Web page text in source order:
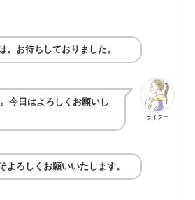
。お待ちしておりました。
ライター
今日はよろしくお願いし
よろしくお願いいたします。